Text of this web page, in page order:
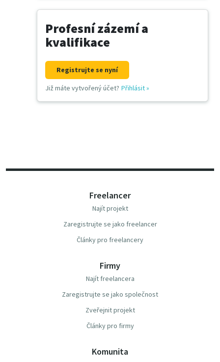
Profesní zázemí a
kvalifikace
Registrujte se nyní
Již máte vytvořený účet? Přihlásit»
Freelancer
Najít projekt
Zaregistrujte se jako freelancer
Články pro freelancery
Firmy
Najít freelancera
Zaregistrujte se jako společnost
Zveřejnit projekt
Články pro firmy
Komunita